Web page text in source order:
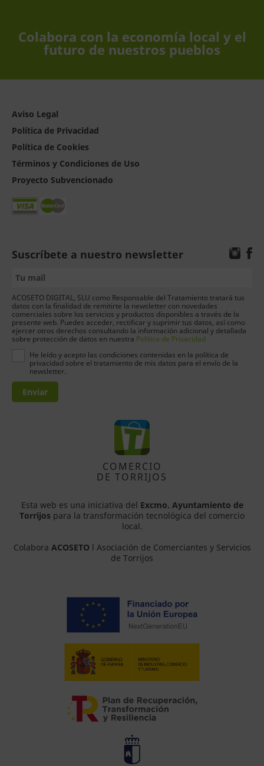
Colabora con la economía local y el
futuro de nuestros pueblos
Aviso Legal
Política de Privacidad
Política de Cookies
Términos y Condiciones de Uso
Proyecto Subvencionado
Suscríbete a nuestro newsletter
ACOSETO DIGITAL, SLU como Responsable del Tratamiento tratará tus
datos con la finalidad de remitirte la newsletter con novedades
comerciales sobre los servicios y productos disponibles a través de la
presente web. Puedes acceder, rectificar y suprimir tus datos, así como
ejercer otros derechos consultando la información adicional y detallada
sobre protección de datos en nuestra Política de Privacidad
He leído y acepto las condiciones contenidas en la política de
privacidad sobre el tratamiento de mis datos para el envío de la
newsletter.
Enviar
COMERCIO
DE TORRIJOS
Esta web es una iniciativa del Excmo. Ayuntamiento de
Torrijos para la transformación tecnológica del comercio
local.
Colabora ACOSETO l Asociación de Comerciantes y Servicios
de Torrijos